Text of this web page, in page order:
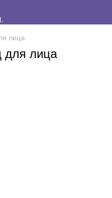
лица
лица